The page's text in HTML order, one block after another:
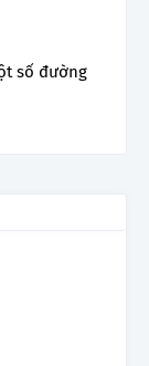
số đường